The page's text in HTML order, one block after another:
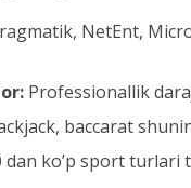
NetEnt,
Professionallik
baccarat
dan ko’p sport